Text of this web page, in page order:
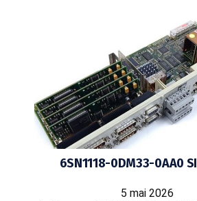
6SN1118-0DM33-0AA0
5 mai 2026